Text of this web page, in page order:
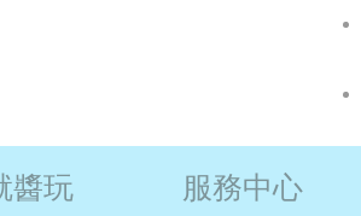
醬玩 服務中心